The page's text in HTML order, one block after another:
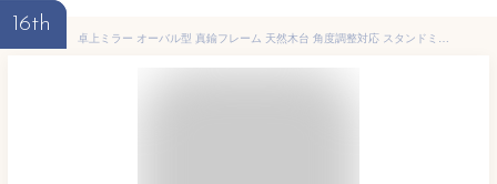
16th
卓上ミラー オーバル型 真鍮フレーム 天然木台 角度調整対応 スタンドミラー 鏡 かがみ カガミ ミラー 卓上鏡 テーブルミラー アンティーク調 コンパクト 楕円型 化粧鏡 おしゃれ 可愛い メイクアップミラー シンプル インテリア アジアン 雑貨 アジアン雑貨 [66900]